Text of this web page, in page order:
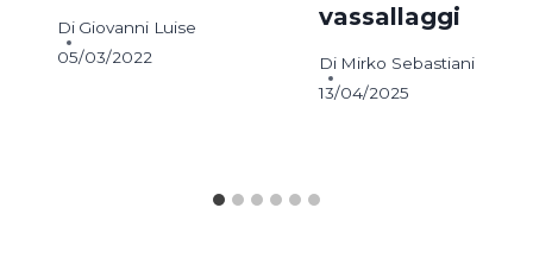
Di Giovanni Luise
05/03/2022
vassallaggi
Di Mirko Sebastiani
13/04/2025